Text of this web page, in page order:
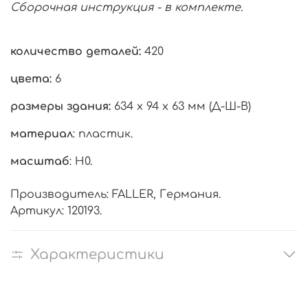
Сборочная инструкция - в комплекте.
количество деталей: 420
цвета: 6
размеры здания: 634 х 94 х 63 мм (Д-Ш-В)
материал: пластик.
масштаб: H0.
Производитель: FALLER, Германия.
Артикул: 120193.
Характеристики